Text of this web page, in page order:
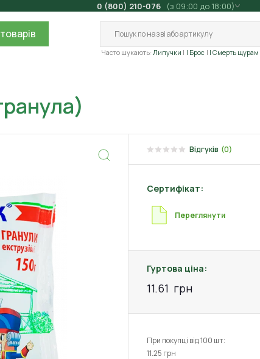
0 (800) 210-076 (з 09:00 до 18:00)
Часто шукають: Липучки | Брос | Смерть щурам
Відгуків (0)
Сертифікат:
Переглянути
Гуртова ціна:
11.61 грн
При покупці від 100 шт:
11.25 грн